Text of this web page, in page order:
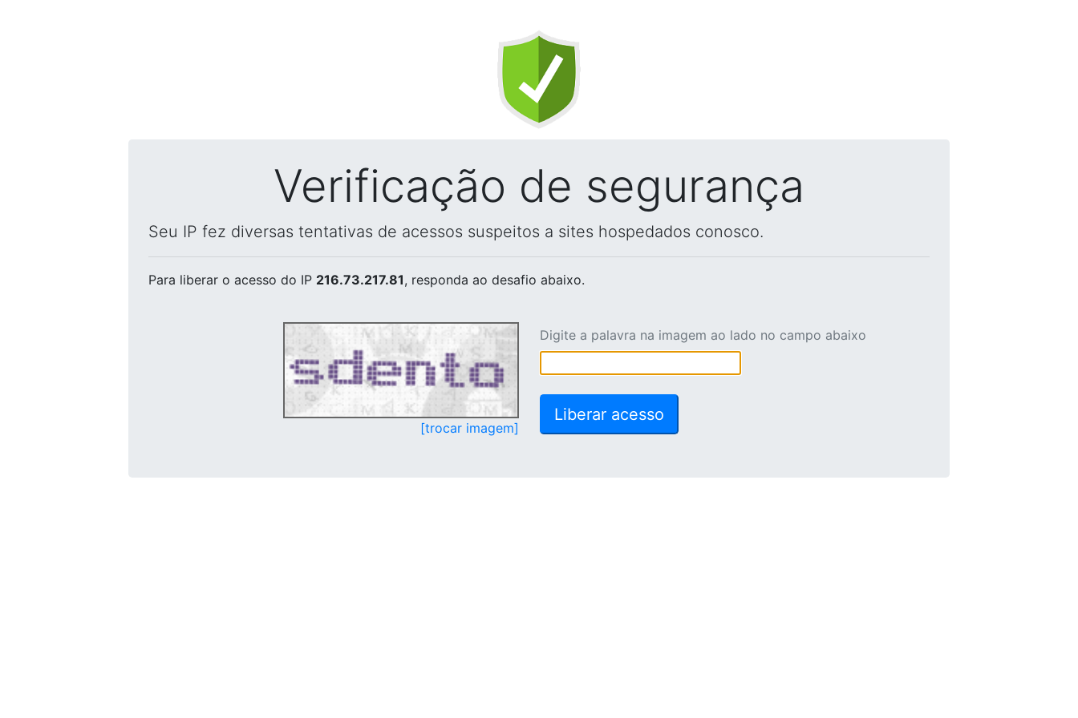
Verificação de segurança
Seu IP fez diversas tentativas de acessos suspeitos a sites hospedados conosco.
Para liberar o acesso do IP 216.73.217.81, responda ao desafio abaixo.
[trocar imagem]
Digite a palavra na imagem ao lado no campo abaixo